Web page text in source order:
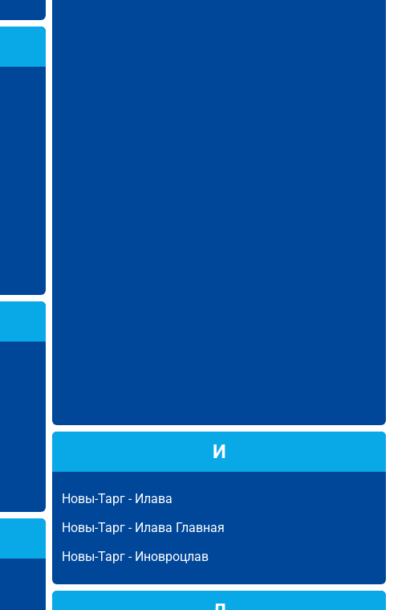
И
Новы-Тарг - Илава
Новы-Тарг - Илава Главная
Новы-Тарг - Иновроцлав